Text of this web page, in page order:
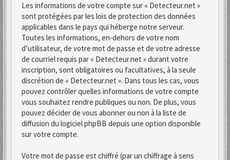
Les informations de votre compte sur « Detecteur.net »
sont protégées par les lois de protection des données
applicables dans le pays qui héberge notre serveur.
Toutes les informations, en-dehors de votre nom
d’utilisateur, de votre mot de passe et de votre adresse
de courriel requis par « Detecteur.net » durant votre
inscription, sont obligatoires ou facultatives, à la seule
discrétion de « Detecteur.net ». Dans tous les cas, vous
pouvez contrôler quelles informations de votre compte
vous souhaitez rendre publiques ou non. De plus, vous
pouvez décider de vous abonner ou non à la liste de
diffusion du logiciel phpBB depuis une option disponible
sur votre compte.
Votre mot de passe est chiffré (par un chiffrage à sens